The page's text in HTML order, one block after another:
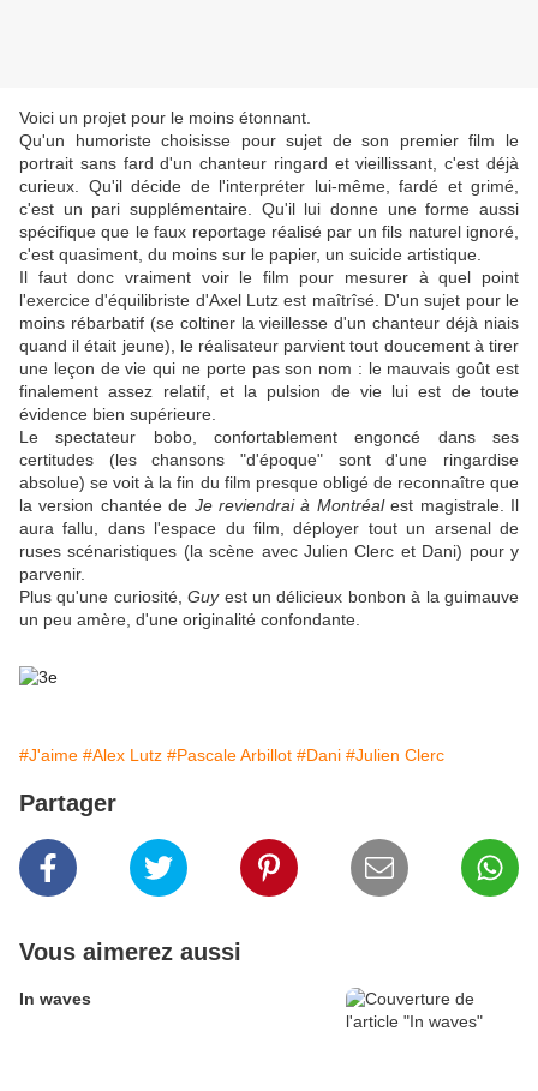
Voici un projet pour le moins étonnant.
Qu'un humoriste choisisse pour sujet de son premier film le
portrait sans fard d'un chanteur ringard et vieillissant, c'est déjà
curieux. Qu'il décide de l'interpréter lui-même, fardé et grimé,
c'est un pari supplémentaire. Qu'il lui donne une forme aussi
spécifique que le faux reportage réalisé par un fils naturel ignoré,
c'est quasiment, du moins sur le papier, un suicide artistique.
Il faut donc vraiment voir le film pour mesurer à quel point
l'exercice d'équilibriste d'Axel Lutz est maîtrîsé. D'un sujet pour le
moins rébarbatif (se coltiner la vieillesse d'un chanteur déjà niais
quand il était jeune), le réalisateur parvient tout doucement à tirer
une leçon de vie qui ne porte pas son nom : le mauvais goût est
finalement assez relatif, et la pulsion de vie lui est de toute
évidence bien supérieure.
Le spectateur bobo, confortablement engoncé dans ses
certitudes (les chansons "d'époque" sont d'une ringardise
absolue) se voit à la fin du film presque obligé de reconnaître que
la version chantée de Je reviendrai à Montréalest magistrale. Il
aura fallu, dans l'espace du film, déployer tout un arsenal de
ruses scénaristiques (la scène avec Julien Clerc et Dani) pour y
parvenir.
Plus qu'une curiosité,Guyest un délicieux bonbon à la guimauve
un peu amère, d'une originalité confondante.
#J'aime #Alex Lutz #Pascale Arbillot #Dani #Julien Clerc
Partager
Vous aimerez aussi
In waves